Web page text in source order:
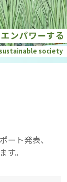
エンパワーする
society
ート発表、
。